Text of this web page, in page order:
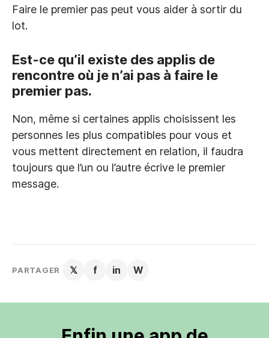
Faire le premier pas peut vous aider à sortir du
lot.
Est-ce qu’il existe des applis de
rencontre où je n’ai pas à faire le
premier pas.
Non, même si certaines applis choisissent les
personnes les plus compatibles pour vous et
vous mettent directement en relation, il faudra
toujours que l’un ou l’autre écrive le premier
message.
PARTAGER 𝕏 f in W